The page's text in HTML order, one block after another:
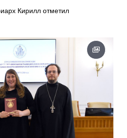
Кирилл отметил